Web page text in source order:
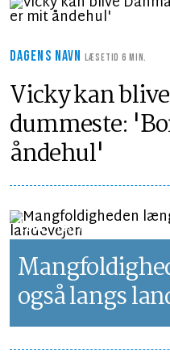
DAGENS NAVNLÆSETID 6 MIN.
Vicky kan
dummeste:
åndehul'
LEDERLÆSETID 1 MIN.
også langs